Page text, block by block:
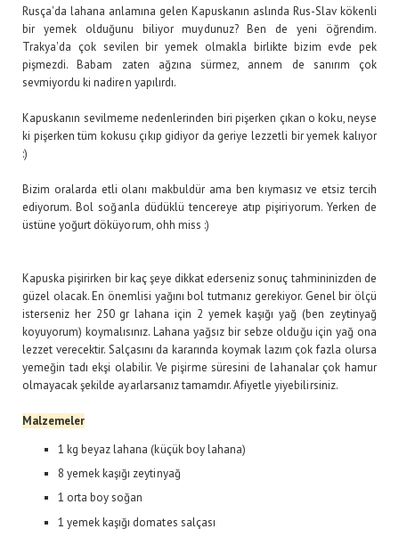
Rusça'da lahana anlamına gelen Kapuskanın aslında Rus-Slav kökenli
bir yemek olduğunu biliyor muydunuz? Ben de yeni öğrendim.
Trakya'da çok sevilen bir yemek olmakla birlikte bizim evde pek
pişmezdi. Babam zaten ağzına sürmez, annem de sanırım çok
sevmiyordu ki nadiren yapılırdı.
Kapuskanın sevilmeme nedenlerinden biri pişerken çıkan o koku, neyse
ki pişerken tüm kokusu çıkıp gidiyor da geriye lezzetli bir yemek kalıyor
:)
Bizim oralarda etli olanı makbuldür ama ben kıymasız ve etsiz tercih
ediyorum. Bol soğanla düdüklü tencereye atıp pişiriyorum. Yerken de
üstüne yoğurt döküyorum, ohh miss :)
Kapuska pişirirken bir kaç şeye dikkat ederseniz sonuç tahmininizden de
güzel olacak. En önemlisi yağını bol tutmanız gerekiyor. Genel bir ölçü
isterseniz her 250 gr lahana için 2 yemek kaşığı yağ (ben zeytinyağ
koyuyorum) koymalısınız. Lahana yağsız bir sebze olduğu için yağ ona
lezzet verecektir. Salçasını da kararında koymak lazım çok fazla olursa
yemeğin tadı ekşi olabilir. Ve pişirme süresini de lahanalar çok hamur
olmayacak şekilde ayarlarsanız tamamdır. Afiyetle yiyebilirsiniz.
Malzemeler
1 kg beyaz lahana (küçük boy lahana)
8 yemek kaşığı zeytinyağ
1 orta boy soğan
1 yemek kaşığı domates salçası